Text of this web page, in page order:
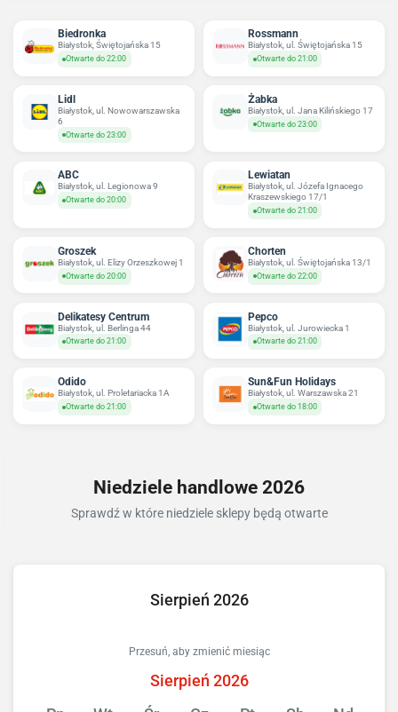
Biedronka
Białystok, Świętojańska 15
Otwarte do 22:00
Rossmann
Białystok, ul. Świętojańska 15
Otwarte do 21:00
Lidl
Białystok, ul. Nowowarszawska
6
Otwarte do 23:00
Żabka
Białystok, ul. Jana Kilińskiego 17
Otwarte do 23:00
ABC
Białystok, ul. Legionowa 9
Otwarte do 20:00
Lewiatan
Białystok, ul. Józefa Ignacego
Kraszewskiego 17/1
Otwarte do 21:00
Groszek
Białystok, ul. Elizy Orzeszkowej 1
Otwarte do 20:00
Chorten
Białystok, ul. Świętojańska 13/1
Otwarte do 22:00
Delikatesy Centrum
Białystok, ul. Berlinga 44
Otwarte do 21:00
Pepco
Białystok, ul. Jurowiecka 1
Otwarte do 21:00
Odido
Białystok, ul. Proletariacka 1A
Otwarte do 21:00
Sun&Fun Holidays
Białystok, ul. Warszawska 21
Otwarte do 18:00
Niedziele handlowe 2026
Sprawdź w które niedziele sklepy będą otwarte
Sierpień 2026
Przesuń, aby zmienić miesiąc
Sierpień 2026